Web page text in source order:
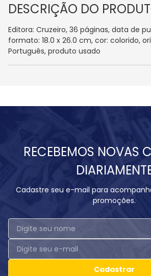
DESCRIÇÃO DO
Editora: Cruzeiro, 36 páginas, data de
formato: 18.0 x 26.0 cm, cor: colorido,
Português, produto usado
RECEBEMOS NOVAS
Cadastre seu e-mail para
promoções.
Cadastrar